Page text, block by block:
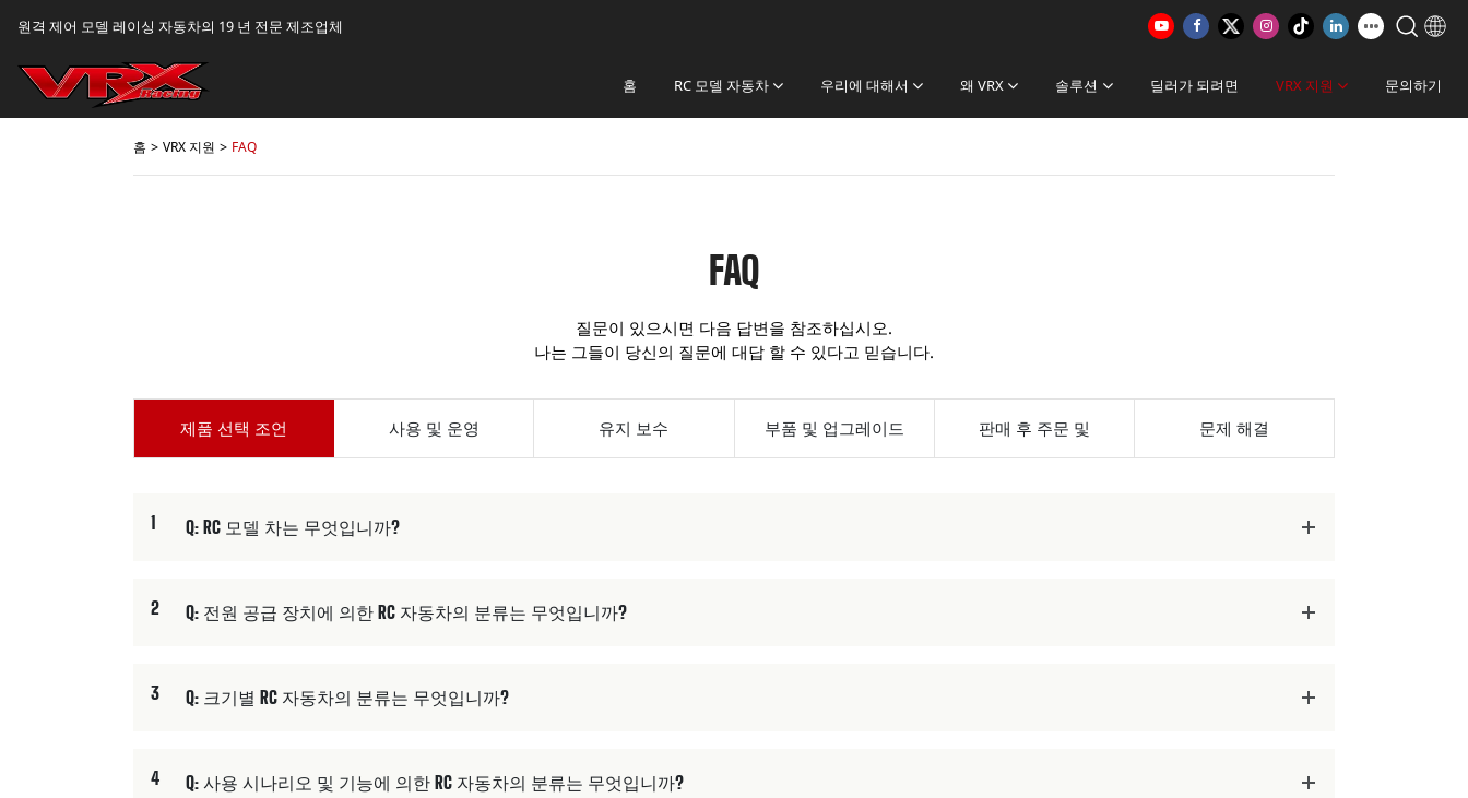
원격 제어 모델 레이싱 자동차의 19 년 전문 제조업체
홈 RC 모델 자동차 우리에 대해서 왜 VRX 솔루션 딜러가 되려면 VRX 지원 문의하기
홈 VRX 지원 FAQ
FAQ
질문이 있으시면 다음 답변을 참조하십시오.
나는 그들이 당신의 질문에 대답 할 수 있다고 믿습니다.
제품 선택 조언 사용 및 운영 유지 보수 부품 및 업그레이드 판매 후 주문 및 문제 해결
1 Q: RC 모델 차는 무엇입니까?
2 Q: 전원 공급 장치에 의한 RC 자동차의 분류는 무엇입니까?
3 Q: 크기별 RC 자동차의 분류는 무엇입니까?
4 Q: 사용 시나리오 및 기능에 의한 RC 자동차의 분류는 무엇입니까?